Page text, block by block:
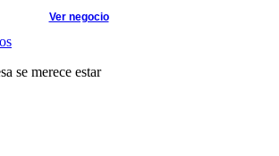
Ver negocio
se merece estar